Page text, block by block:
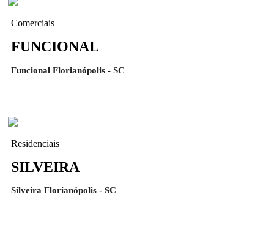
Comerciais
FUNCIONAL
Funcional Florianópolis - SC
Residenciais
SILVEIRA
Silveira Florianópolis - SC